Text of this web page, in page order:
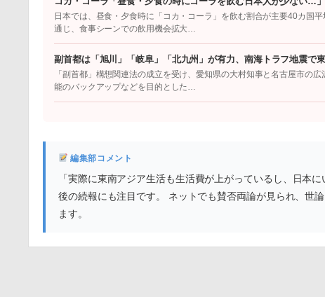
日本では、昼食・夕食時に「コカ・コーラ」を飲む割合が主要40カ国
通じ、食事シーンでの飲用機会拡大…
副首都は「旭川」「岐阜」「北九州」が有力、南海トラフ地震で
「副首都」構想関連法の成立を受け、愛知県の大村知事と名古屋市の
能のバックアップなどを目的とした…
編集部コメント
「実際に東南アジア生活も生活費が上がっているし、日本
後の続報にも注目です。 ネットでも賛否両論が見られ、世
ます。